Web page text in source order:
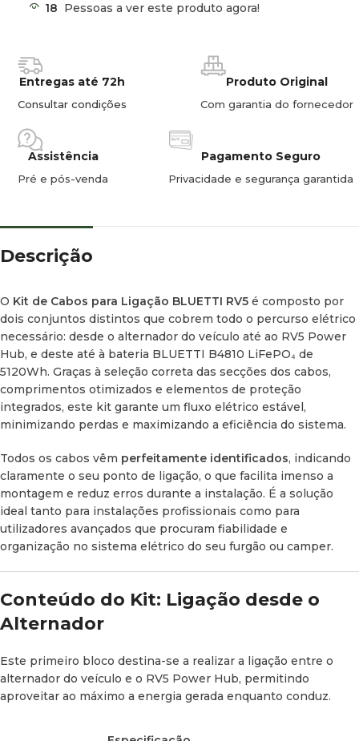
Conteúdo do Kit: Ligação desde o
Este primeiro bloco destina-se a realizar a ligação entre o
aproveitar ao máximo a energia gerada enquanto conduz.
Componente
Especificação
Função / Destino
Positivo
4,60 metros
carga
Cabo
Cabo
Positivo
Adicional
16 mm² — 80
cm
Ligação desde o
interruptor ao RV5
(PV2+)
Corta-
Corrente
Alta
resistência
Isolamento elétrico
seguro e rápido
Porta-
Fusíveis
Inclui fusível
de 75A (58V)
sistema contra
sobrecargas
Terminais Ø 10 mm
Prensados de fábrica
para uma fixação
profissional
Conteúdo do Kit: Ligação entre RV5
Este segundo bloco foi desenhado especificamente para a
interconexão direta entre oRV5 Power Hub e a bateria
18 Pessoas a ver este produto agora!
Entregas até 72h
Consultar condições
Produto Original
Com garantia do fornecedor
Assistência
Pré e pós-venda
Pagamento Seguro
Privacidade e segurança garantida
Descrição
O Kit de Cabos para Ligação BLUETTI RV5 é composto por
dois conjuntos distintos que cobrem todo o percurso elétrico
necessário: desde o alternador do veículo até ao RV5 Power
Hub, e deste até à bateria BLUETTI B4810 LiFePO₄ de
5120Wh. Graças à seleção correta das secções dos cabos,
comprimentos otimizados e elementos de proteção
integrados, este kit garante um fluxo elétrico estável,
minimizando perdas e maximizando a eficiência do sistema.
Todos os cabos vêm perfeitamente identificados, indicando
claramente o seu ponto de ligação, o que facilita imenso a
montagem e reduz erros durante a instalação. É a solução
ideal tanto para instalações profissionais como para
utilizadores avançados que procuram fiabilidade e
organização no sistema elétrico do seu furgão ou camper.
Conteúdo do Kit: Ligação desde o
Alternador
Este primeiro bloco destina-se a realizar a ligação entre o
alternador do veículo e o RV5 Power Hub, permitindo
aproveitar ao máximo a energia gerada enquanto conduz.